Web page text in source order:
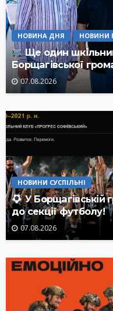
НОВИНА ДНЯ НОВИНИ
Ще один
Борщагівської
07.08.2026
НОВИНИ СУСПІЛЬНІ
У Борщагівській
до секції футболу!
07.08.2026